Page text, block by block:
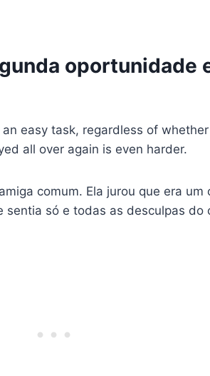
oportunidade
easy task, regardless of
all over again is even harder.
comum. Ela jurou que era um
sentia só e todas as desculpas do